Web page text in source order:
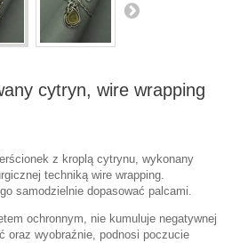
cytryn, wire wrapping
z kroplą cytrynu, wykonany
techniką wire wrapping.
samodzielnie dopasować palcami.
ochronnym, nie kumuluje negatywnej
oraz wyobraźnie, podnosi poczucie